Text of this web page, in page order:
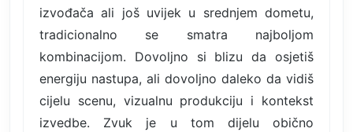
izvođača ali još uvijek u srednjem dometu,
tradicionalno se smatra najboljom
kombinacijom. Dovoljno si blizu da osjetiš
energiju nastupa, ali dovoljno daleko da vidiš
cijelu scenu, vizualnu produkciju i kontekst
izvedbe. Zvuk je u tom dijelu obično